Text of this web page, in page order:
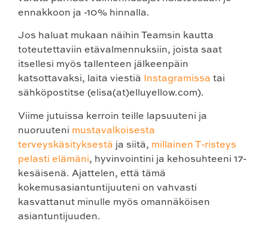
ennakkoon ja -10% hinnalla.
Jos haluat mukaan näihin Teamsin kautta
toteutettaviin etävalmennuksiin, joista saat
itsellesi myös tallenteen jälkeenpäin
katsottavaksi, laita viestiä Instagramissa tai
sähköpostitse (elisa(at)elluyellow.com).
Viime jutuissa kerroin teille lapsuuteni ja
nuoruuteni mustavalkoisesta
terveyskäsityksestä ja siitä, millainen T-risteys
pelasti elämäni, hyvinvointini ja kehosuhteeni 17-
kesäisenä. Ajattelen, että tämä
kokemusasiantuntijuuteni on vahvasti
kasvattanut minulle myös omannäköisen
asiantuntijuuden.